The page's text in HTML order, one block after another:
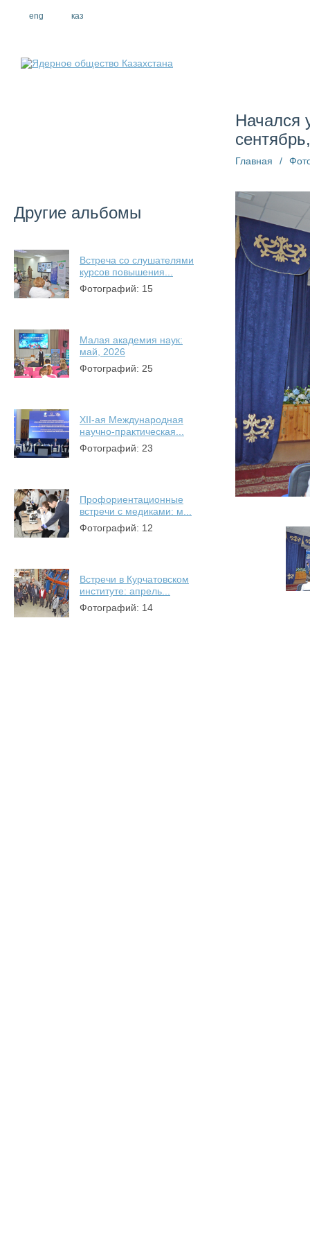
eng каз
Другие альбомы
Встреча со слушателями
курсов повышения...
Фотографий: 15
Малая академия наук:
май, 2026
Фотографий: 25
XII-ая Международная
научно-практическая...
Фотографий: 23
Профориентационные
встречи с медиками: м...
Фотографий: 12
Встречи в Курчатовском
институте: апрель...
Фотографий: 14
Начался
Главная /